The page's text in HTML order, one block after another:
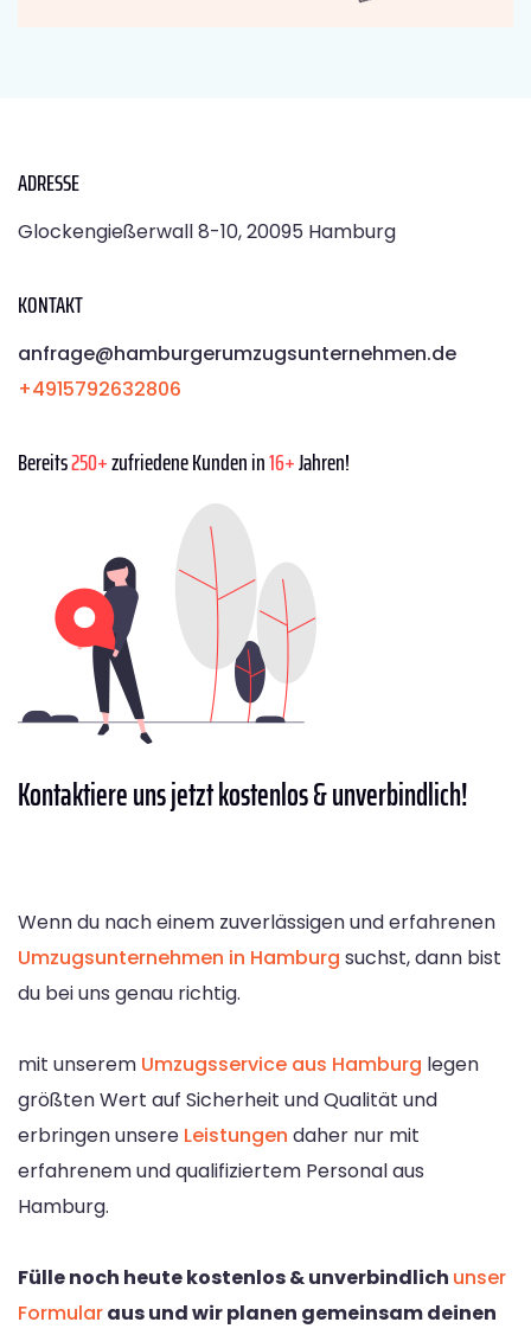
ADRESSE
Glockengießerwall 8-10, 20095 Hamburg
KONTAKT
anfrage@hamburgerumzugsunternehmen.de
+4915792632806
Bereits250+zufriedene Kunden in16+Jahren!
Kontaktiereuns jetzt kostenlos & unverbindlich!
Wenn du nach einem zuverlässigen und erfahrenen
Umzugsunternehmen in Hamburg suchst, dann bist
du bei uns genau richtig.
mit unserem Umzugsservice aus Hamburg legen
größten Wert auf Sicherheit und Qualität und
erbringen unsere Leistungen daher nur mit
erfahrenem und qualifiziertem Personal aus
Hamburg.
Fülle noch heute kostenlos & unverbindlich unser
Formularaus und wir planen gemeinsam deinen